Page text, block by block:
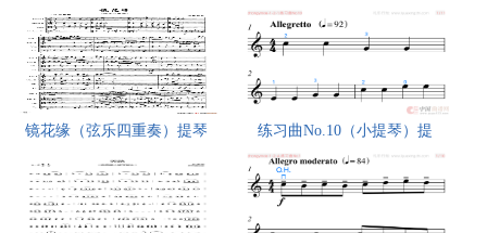
镜花缘（弦乐四重奏）提琴 练习曲No.10（小提琴）提